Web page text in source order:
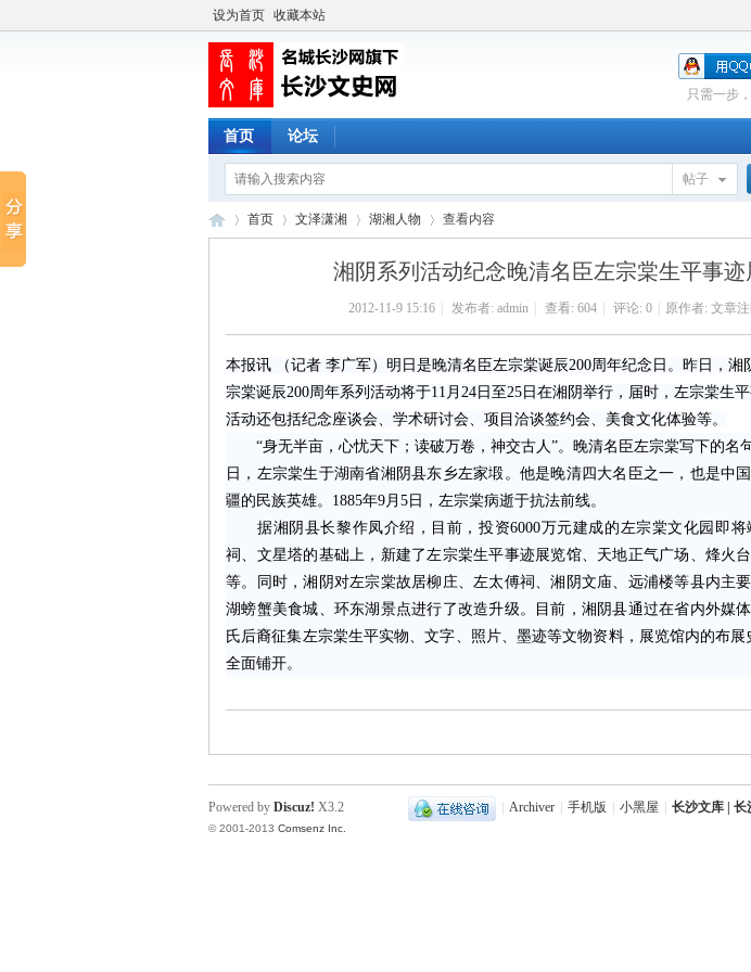
设为首页 收藏本站
只需一步
首页 论坛
帖子
首页 文泽潇湘
›
湖湘人物
›
查看内容
湘阴系列活动纪念晚清名臣左宗棠生平事
2012-11-9 15:16 发布者: admin 查看: 604 评论: 0 原作者: 文章注
本报讯 （记者 李广军）明日是晚清名臣左宗棠诞辰200周年纪念日。昨日，
宗棠诞辰200周年系列活动将于11月24日至25日在湘阴举行，届时，左宗棠生
活动还包括纪念座谈会、学术研讨会、项目洽谈签约会、美食文化体验等。
“身无半亩，心忧天下；读破万卷，神交古人”。晚清名臣左宗棠写下的名
日，左宗棠生于湖南省湘阴县东乡左家塅。他是晚清四大名臣之一，也是中
疆的民族英雄。1885年9月5日，左宗棠病逝于抗法前线。
据湘阴县长黎作凤介绍，目前，投资6000万元建成的左宗棠文化园即将
祠、文星塔的基础上，新建了左宗棠生平事迹展览馆、天地正气广场、烽火
等。同时，湘阴对左宗棠故居柳庄、左太傅祠、湘阴文庙、远浦楼等县内主
湖螃蟹美食城、环东湖景点进行了改造升级。目前，湘阴县通过在省内外媒
氏后裔征集左宗棠生平实物、文字、照片、墨迹等文物资料，展览馆内的布
全面铺开。
Archiver 手机版 小黑屋 长沙文库 | 长
Powered by Discuz! X3.2
© 2001-2013 Comsenz Inc.